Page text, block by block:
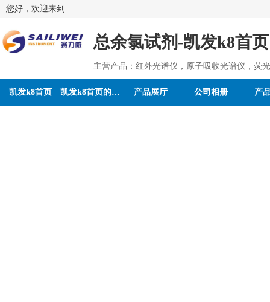
您好，欢迎来到
总余氯试剂-凯发k8首页
主营产品：红外光谱仪，原子吸收光谱仪，荧
凯发k8首页 凯发k8首页的介绍 产品展厅 公司相册 产